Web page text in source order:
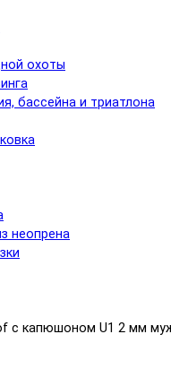
охоты
бассейна и триатлона
неопрена
с капюшоном U1 2 мм